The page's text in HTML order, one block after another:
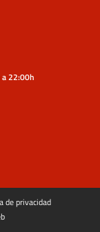
22:00h
de privacidad